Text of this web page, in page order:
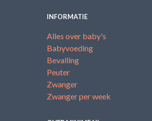
INFORMATIE
Alles over baby's
Babyvoeding
Bevalling
Peuter
Zwanger
Zwanger per week